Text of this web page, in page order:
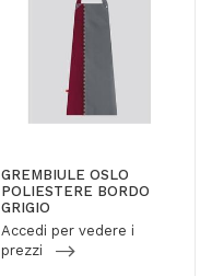
GREMBIULE OSLO
POLIESTERE BORDO
GRIGIO
Accedi per vedere i
prezzi